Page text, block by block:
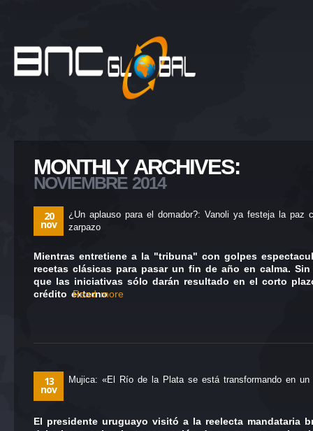
MONTHLY ARCHIVES:
NOVIEMBRE 2014
20
nov
¿Un aplauso para el domador?: Vanoli ya festeja la paz
zarpazo
Mientras entretiene a la "tribuna" con golpes
recetas clásicas para pasar un fin de año en calma.
que las iniciativas sólo darán resultado en el corto
crédito externo
Read more
13
nov
Mujica: «El Río de la Plata se está transformando en un
El presidente uruguayo visitó a la reelecta mandataria